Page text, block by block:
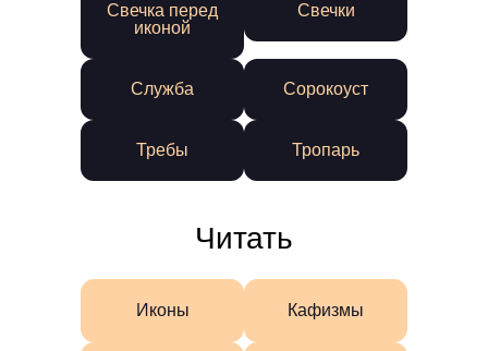
Свечка перед
иконой
Свечки
Служба Сорокоуст
Требы Тропарь
Читать
Иконы Кафизмы